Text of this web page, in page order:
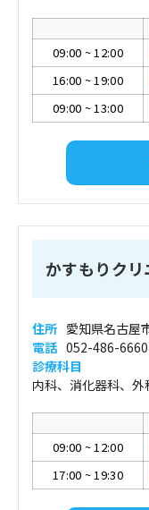
09:00 ~12:00
16:00 ~19:00
09:00 ~13:00
かすもりクリ
住所 愛知県名古屋
電話 052-486-6660
診療科目
内科、消化器科、
09:00 ~12:00
17:00 ~19:30